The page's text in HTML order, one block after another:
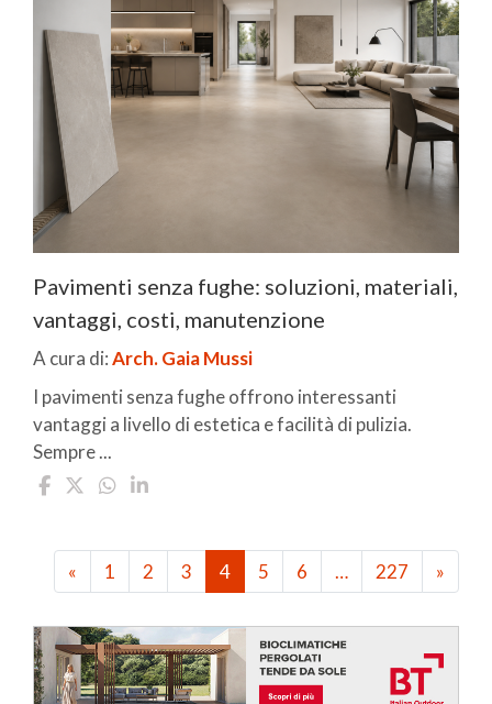
Pavimenti senza fughe: soluzioni, materiali,
vantaggi, costi, manutenzione
A cura di:Arch. Gaia Mussi
I pavimenti senza fughe offrono interessanti
vantaggi a livello di estetica e facilità di pulizia.
Sempre ...
« 1 2 3 4 5 6 … 227 »